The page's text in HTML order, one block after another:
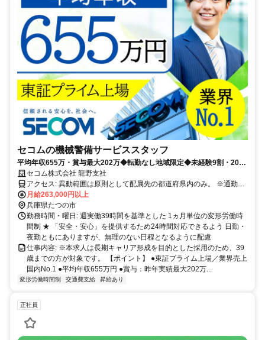
セコムの機械警備サービススタッフ
平均年収655万・賞与最大202万◆転勤なし地域限定◆未経験9割・20〜
30代活躍◆最大10連休・手当あり
セコム株式会社 龍野支社
アクセス: 異動範囲は原則として配属先の都道府県内のみ。 ※通勤圏
内の他都道府県への異動の可能性もあります。
月給263,000円以上
兵庫県たつの市
勤務時間・曜日: 週実働39時間を基準とした 1ヵ月単位の変形労働時
間制 ★ 「安全・安心」を提供するため24時間対応できるよう 日勤・
夜勤ともにありますが、無理のない日程となるように配慮
仕事内容: ※本求人は長期キャリア形成を目的とした採用のため、39
歳までの方が対象です。 【ポイント】 ●東証プライム上場／業界売上
国内No.1 ●平均年収655万円 ●賞与：昨年実績最大202万...
変形労働時間制 交通費支給 昇給あり
正社員